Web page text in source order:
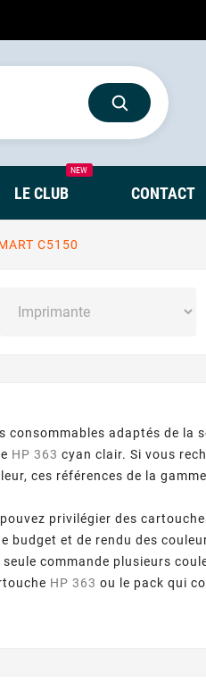
LE CLUB
NEW
CONTACT
C5150
consommables adaptés de la
HP 363 cyan clair. Si vous
ces références de la gamme
privilégier des
budget et de rendu des
commande plusieurs
HP 363 ou le pack qui